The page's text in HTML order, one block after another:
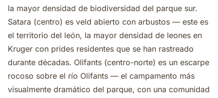
la mayor densidad de biodiversidad del parque sur.
Satara (centro) es veld abierto con arbustos — este es
el territorio del león, la mayor densidad de leones en
Kruger con prides residentes que se han rastreado
durante décadas. Olifants (centro-norte) es un escarpe
rocoso sobre el río Olifants — el campamento más
visualmente dramático del parque, con una comunidad